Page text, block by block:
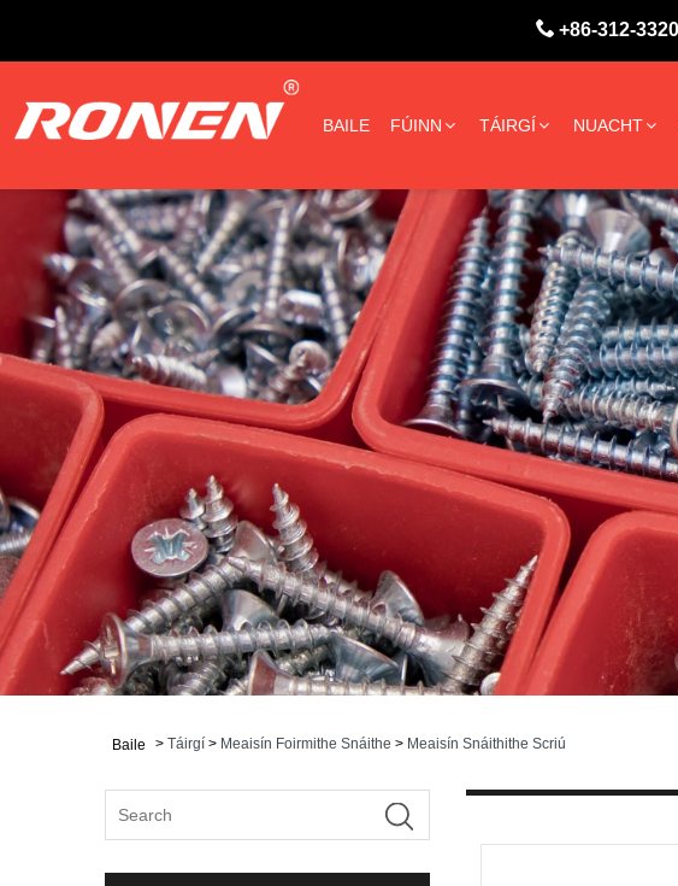
+86-312-
BAILE FÚINN TÁIRGÍ NUACHT
Baile > Táirgí > Meaisín Foirmithe Snáithe > Meaisín Snáithithe Scriú